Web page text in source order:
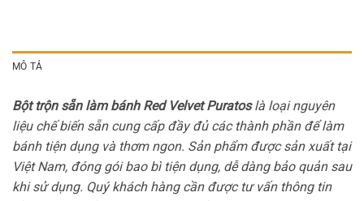
MÔ TẢ
Bột trộn sẵn làm bánh Red Velvet Puratoslà loại nguyên
liệu chế biến sẵn cung cấp đầy đủ các thành phần để làm
bánh tiện dụng và thơm ngon. Sản phẩm được sản xuất tại
Việt Nam, đóng gói bao bì tiện dụng, dễ dàng bảo quản sau
khi sử dụng. Quý khách hàng cần được tư vấn thông tin